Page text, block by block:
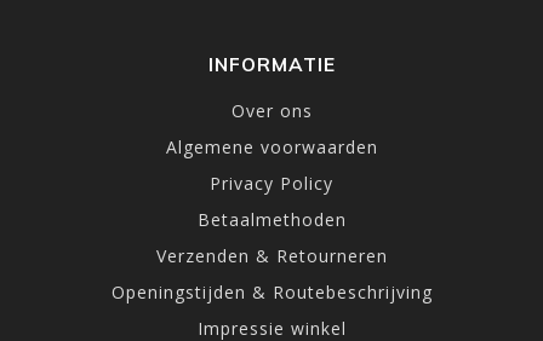
INFORMATIE
Over ons
Algemene voorwaarden
Privacy Policy
Betaalmethoden
Verzenden & Retourneren
Openingstijden & Routebeschrijving
Impressie winkel